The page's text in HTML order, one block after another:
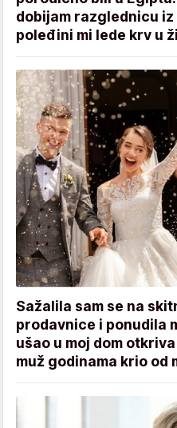
dobijam razglednicu iz
poleđini mi lede krv u
Sažalila sam se na
prodavnice i ponudila
ušao u moj dom
muž godinama krio od